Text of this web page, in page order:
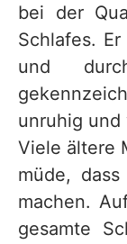
bei der
Schlafes.
und
unruhig und
Viele ältere
müde,
machen.
gesamte